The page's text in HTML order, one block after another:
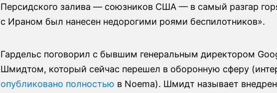
Персидского залива — союзников США — в самый разгар
с Ираном был нанесен недорогими роями беспилотников».
Гардельс поговорил с бывшим генеральным директором
Шмидтом, который сейчас перешел в оборонную сферу
опубликовано полностью в Noema). Шмидт называет